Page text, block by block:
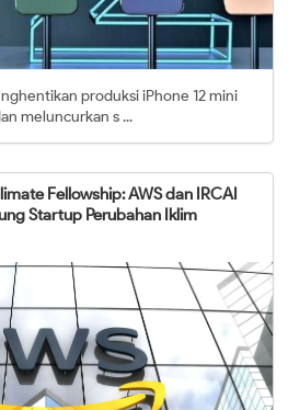
produksi iPhone 12 mini
meluncurkan s ...
Fellowship: AWS dan IRCAI
Startup Perubahan Iklim